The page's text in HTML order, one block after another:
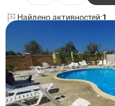
Найдено активностей:1